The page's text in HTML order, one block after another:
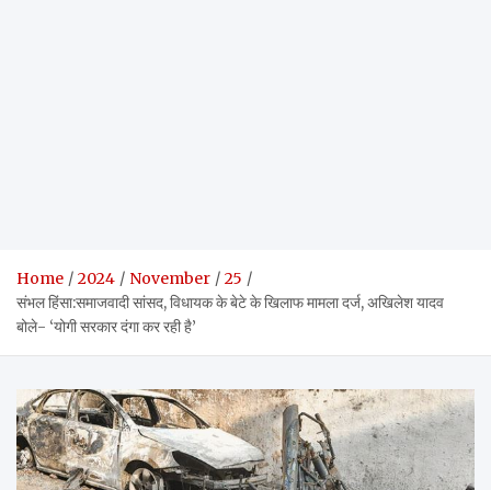
Home 2024 November
25
संभल हिंसा:समाजवादी सांसद, विधायक के बेटे के खिलाफ मामला दर्ज, अखिलेश यादव
बोले- ‘योगी सरकार दंगा कर रही है’